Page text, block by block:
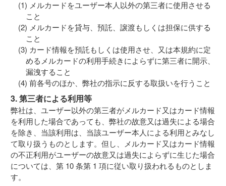
メルカードをユーザー本人以外の第三者に使用させる
こと
メルカードを貸与、預託、譲渡もしくは担保に供する
こと
カード情報を預託もしくは使用させ、又は本規約に定
めるメルカードの利用手続きによらずに第三者に開示、
漏洩すること
前各号のほか、弊社の指示に反する取扱いを行うこと
3. 第三者による利用等
弊社は、ユーザー以外の第三者がメルカード又はカード情報
を利用した場合であっても、弊社の故意又は過失による場合
を除き、当該利用は、当該ユーザー本人による利用とみなし
て取り扱うものとします。但し、メルカード又はカード情報
の不正利用がユーザーの故意又は過失によらずに生じた場合
については、第 10 条第 1 項に従い取り扱われるものとしま
す。